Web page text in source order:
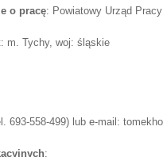
o pracę: Powiatowy Urząd
m. Tychy, woj: śląskie
693-558-499) lub e-mail:
: